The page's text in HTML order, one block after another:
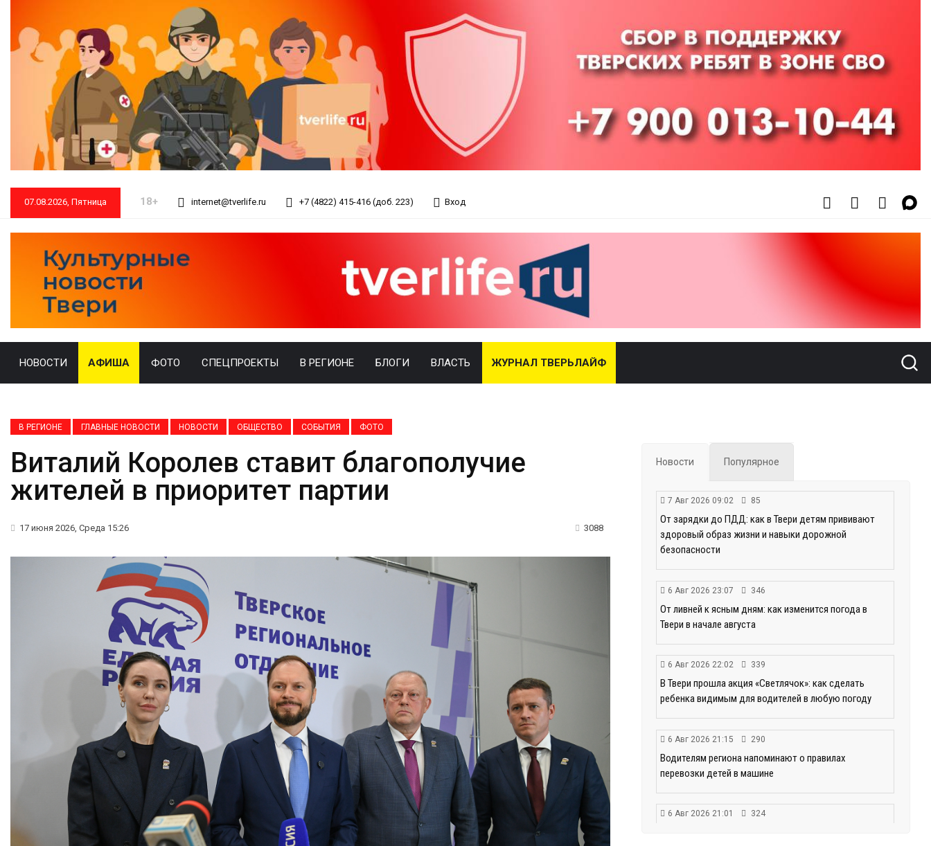
07.08.2026, Пятница 18+ internet@tverlife.ru +7 (4822) 415-416 (доб. 223) Вход
НОВОСТИ АФИША ФОТО СПЕЦПРОЕКТЫ В РЕГИОНЕ БЛОГИ ВЛАСТЬ ЖУРНАЛ ТВЕРЬЛАЙФ
В РЕГИОНЕ ГЛАВНЫЕ НОВОСТИ НОВОСТИ ОБЩЕСТВО СОБЫТИЯ ФОТО
Виталий Королев ставит благополучие
жителей в приоритет партии
17 июня 2026, Среда 15:26 3088
Новости Популярное
7 Авг 2026 09:02 85
От зарядки до ПДД: как в Твери детям прививают
здоровый образ жизни и навыки дорожной
безопасности
6 Авг 2026 23:07 346
От ливней к ясным дням: как изменится погода в
Твери в начале августа
6 Авг 2026 22:02 339
В Твери прошла акция «Светлячок»: как сделать
ребенка видимым для водителей в любую погоду
6 Авг 2026 21:15 290
Водителям региона напоминают о правилах
перевозки детей в машине
6 Авг 2026 21:01 324